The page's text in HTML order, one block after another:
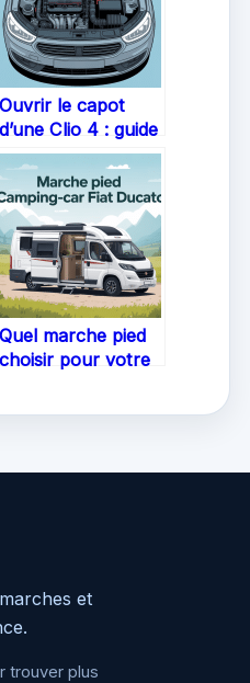
Ouvrir le capot
d’une Clio 4 : guide
pratique et astuces
pour réussir
simplement
Quel marche pied
choisir pour votre
et
trouver plus